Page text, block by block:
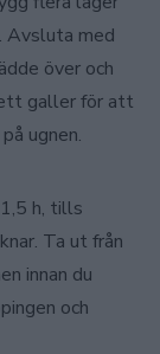
Avsluta med
över och
galler för att
ugnen.
h, tills
Ta ut från
innan du
och